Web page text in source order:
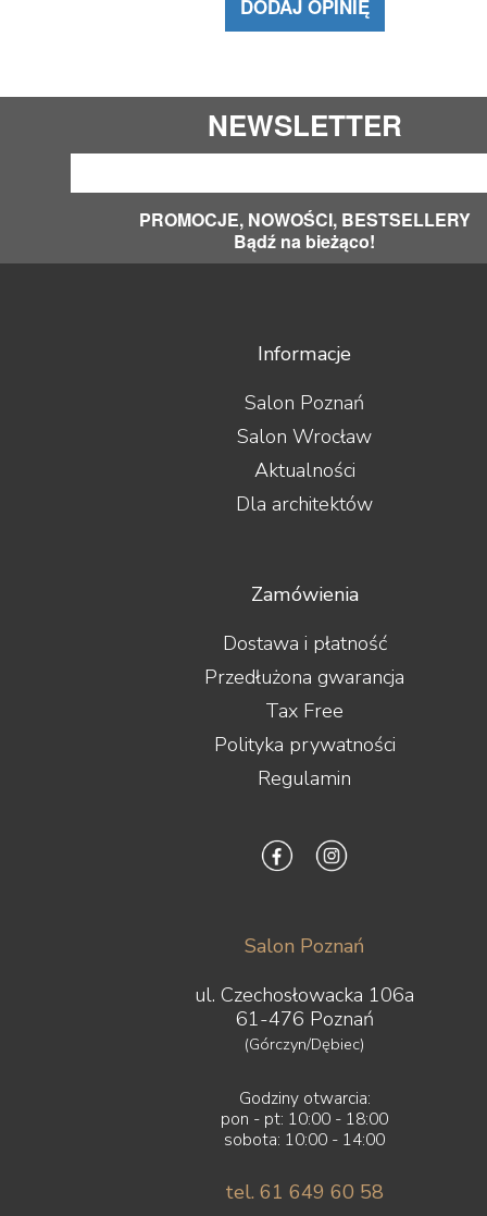
DODAJ OPINIĘ
NEWSLETTER
PROMOCJE, NOWOŚCI, BESTSELLERY
Bądź na bieżąco!
Informacje
Salon Poznań
Salon Wrocław
Aktualności
Dla architektów
Zamówienia
Dostawa i płatność
Przedłużona gwarancja
Tax Free
Polityka prywatności
Regulamin
Salon Poznań
ul. Czechosłowacka 106a
61-476 Poznań
(Górczyn/Dębiec)
Godziny otwarcia:
pon - pt: 10:00 - 18:00
sobota: 10:00 - 14:00
tel. 61 649 60 58